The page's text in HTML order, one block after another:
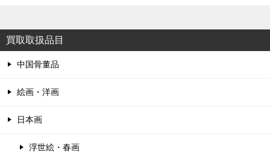
買取取扱品目
中国骨董品
絵画・洋画
日本画
浮世絵・春画